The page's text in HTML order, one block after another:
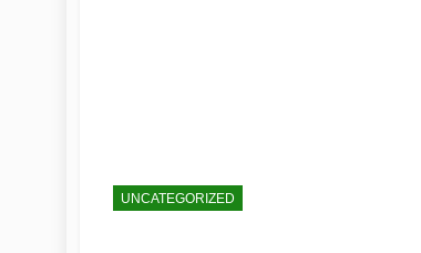
UNCATEGORIZED